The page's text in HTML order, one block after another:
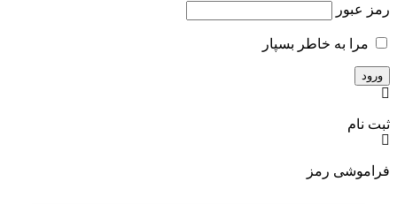
رمز عبور
مرا به خاطر بسپار
ثبت نام
فراموشی رمز